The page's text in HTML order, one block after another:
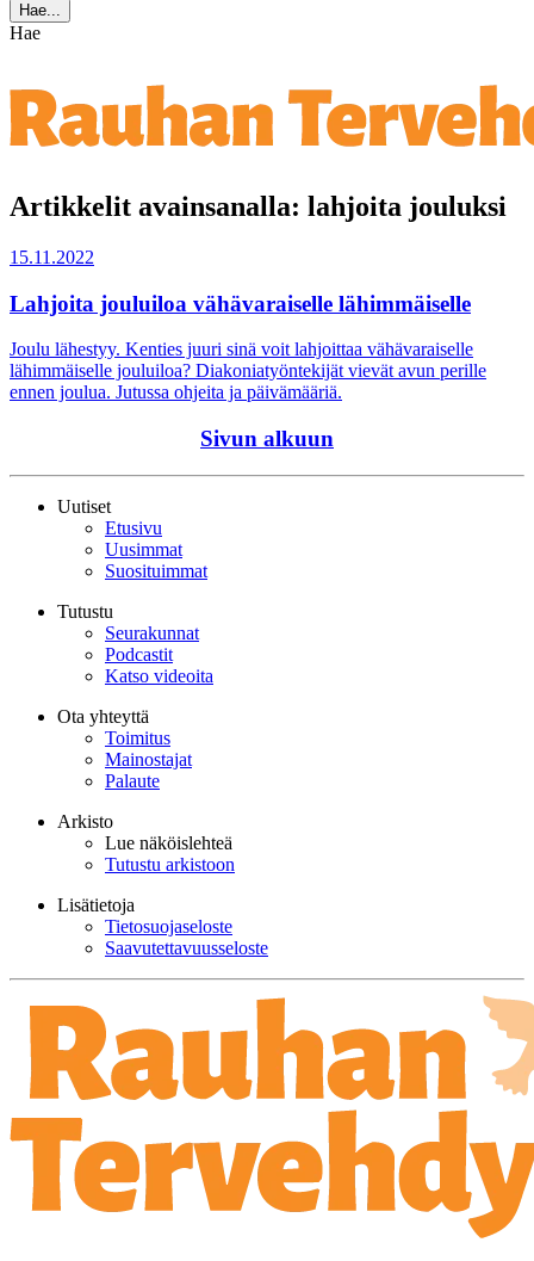
Hae...
Hae
Artikkelit avainsanalla: lahjoita jouluksi
15.11.2022
Lahjoita jouluiloa vähävaraiselle lähimmäiselle
Joulu lähestyy. Kenties juuri sinä voit lahjoittaa vähävaraiselle
lähimmäiselle jouluiloa? Diakoniatyöntekijät vievät avun perille
ennen joulua. Jutussa ohjeita ja päivämääriä.
Sivun alkuun
Uutiset
Etusivu
Uusimmat
Suosituimmat
Tutustu
Seurakunnat
Podcastit
Katso videoita
Ota yhteyttä
Toimitus
Mainostajat
Palaute
Arkisto
Lue näköislehteä
Tutustu arkistoon
Lisätietoja
Tietosuojaseloste
Saavutettavuusseloste